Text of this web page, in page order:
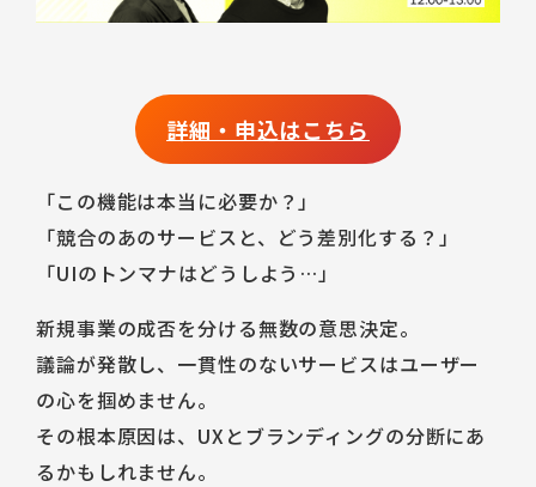
IRお問い合わせ
新卒採用Entry
詳細・申込はこちら
「この機能は本当に必要か？」
「競合のあのサービスと、どう差別化する？」
「UIのトンマナはどうしよう…」
新規事業の成否を分ける無数の意思決定。
議論が発散し、一貫性のないサービスはユーザー
の心を掴めません。
その根本原因は、UXとブランディングの分断にあ
るかもしれません。